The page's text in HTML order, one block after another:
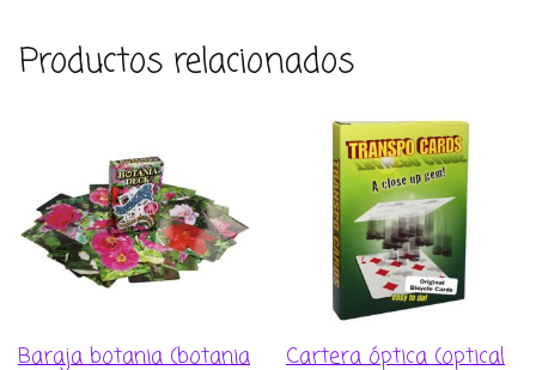
Productos relacionados
Baraja botania (botania Cartera óptica (optical